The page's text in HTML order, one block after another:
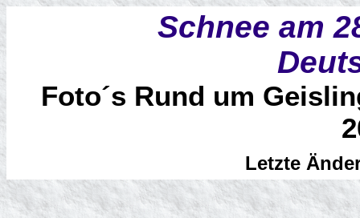
Schnee am
Foto´s Rund um
Letzte